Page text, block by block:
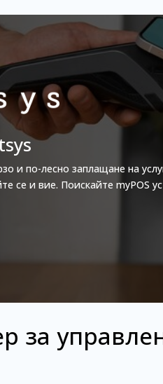
и по-лесно заплащане на
се и вие. Поискайте myPOS
за